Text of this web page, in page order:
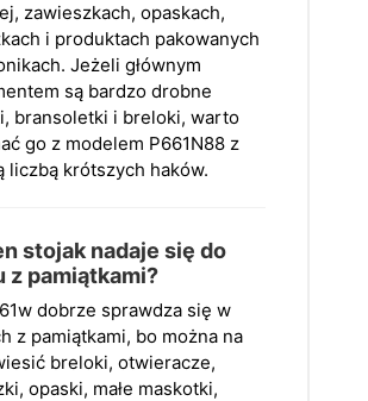
zawieszkach, opaskach,
i produktach pakowanych
Jeżeli głównym
są bardzo drobne
bransoletki i breloki, warto
go z modelem P661N88 z
liczbą krótszych haków.
stojak nadaje się do
z pamiątkami?
dobrze sprawdza się w
z pamiątkami, bo można na
breloki, otwieracze,
opaski, małe maskotki,